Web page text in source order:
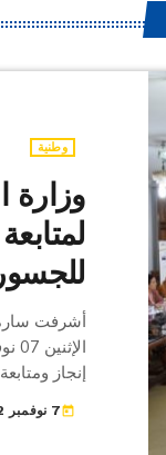
وطنية
وزارة
أشرفت سارة
إنجاز
والطرقات،
today7 نوفمبر 2022